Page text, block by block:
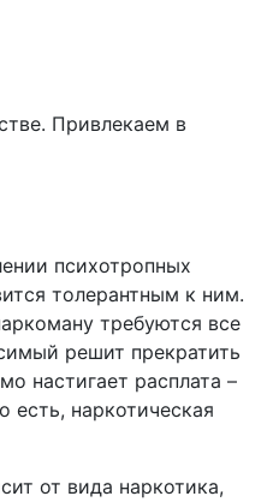
Привлекаем в
психотропных
толерантным к ним.
требуются все
решит прекратить
настигает расплата –
есть, наркотическая
от вида наркотика,